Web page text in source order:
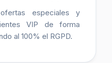
especiales y
VIP de forma
al 100% el RGPD.